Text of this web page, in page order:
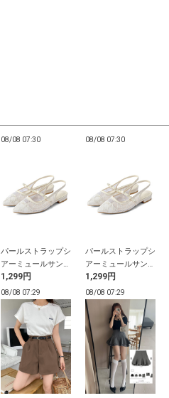
08/08 07:30
パールストラップシ
アーミュールサンダ
ル
1,299円
08/08 07:30
パールストラップシ
アーミュールサンダ
ル
1,299円
08/08 07:29 08/08 07:29